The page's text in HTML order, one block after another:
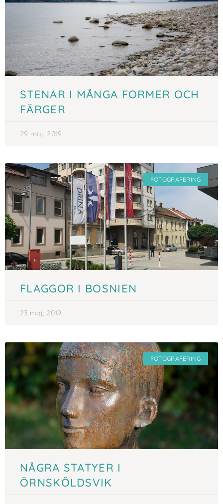
STENAR I MÅNGA FORMER OCH
FÄRGER
29 maj, 2019
FOTOGRAFERING
FLAGGOR I BOSNIEN
23 maj, 2019
FOTOGRAFERING
NÅGRA STATYER I
ÖRNSKÖLDSVIK